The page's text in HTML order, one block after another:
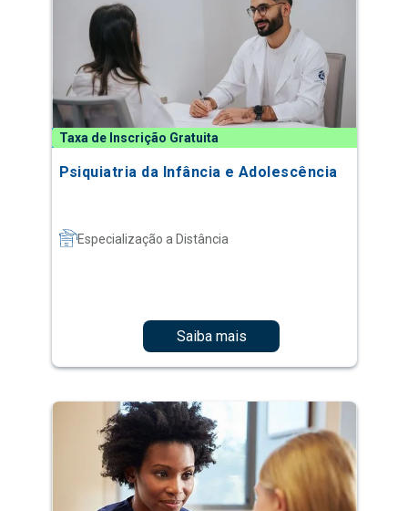
Taxa de Inscrição Gratuita
Psiquiatria da Infância e Adolescência
Especialização a Distância
Saiba mais